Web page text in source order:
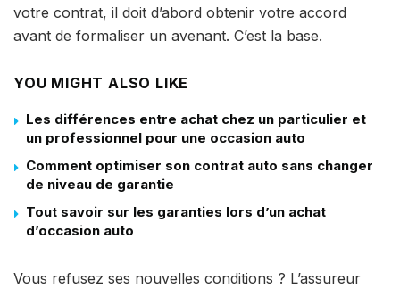
votre contrat, il doit d’abord obtenir votre accord
avant de formaliser un avenant. C’est la base.
YOU MIGHT ALSO LIKE
Les différences entre achat chez un particulier et
un professionnel pour une occasion auto
Comment optimiser son contrat auto sans changer
de niveau de garantie
Tout savoir sur les garanties lors d’un achat
d’occasion auto
Vous refusez ses nouvelles conditions ? L’assureur